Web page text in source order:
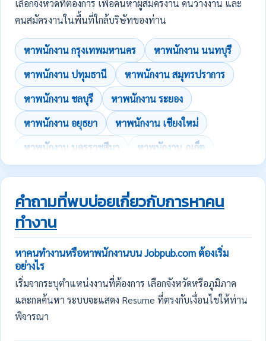
เลือกจังหวัดที่ต้องการ เพื่อค้นหาผู้สมัครงาน คนว่างงาน และ
คนสมัครงานในพื้นที่ใกล้บริษัทของท่าน
หาพนักงาน กรุงเทพมหานคร
หาพนักงาน นนทบุรี
หาพนักงาน ปทุมธานี
หาพนักงาน สมุทรปราการ
หาพนักงาน ชลบุรี
หาพนักงาน ระยอง
หาพนักงาน อยุธยา
หาพนักงาน เชียงใหม่
หาพนักงาน นครราชสีมา
หาพนักงาน ภูเก็ต
คำถามที่พบบ่อยเกี่ยวกับการหาคน
ทำงาน
หาคนทำงานหรือหาพนักงานบน Jobpub.com ต้องเริ่ม
อย่างไร
เริ่มจากระบุตำแหน่งงานที่ต้องการ เลือกจังหวัดหรือภูมิภาค
และกดค้นหา ระบบจะแสดง Resume ที่ตรงกับเงื่อนไขให้ท่าน
พิจารณา